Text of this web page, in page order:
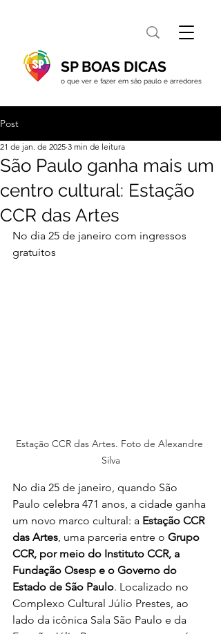
SP BOAS DICAS
o que ver e fazer em são paulo e arredores
Post
São Paulo ganha mais um
centro cultural: Estação
CCR das Artes
21 de jan. de 2025 3 min de leitura
No dia 25 de janeiro com ingressos
gratuitos
Estação CCR das Artes. Foto de Alexandre
Silva
No dia 25 de janeiro, quando São
Paulo celebra 471 anos, a cidade ganha
um novo marco cultural: a Estação CCR
das Artes, uma parceria entre o Grupo
CCR, por meio do Instituto CCR, a
Fundação Osesp e o Governo do
Estado de São Paulo. Localizado no
Complexo Cultural Júlio Prestes, ao
lado da icônica Sala São Paulo e da